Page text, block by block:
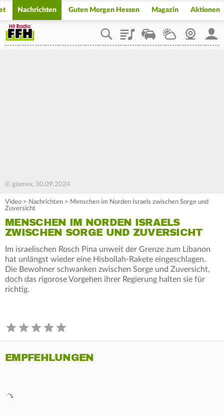
Nachrichten Guten Morgen Hessen Magazin Aktionen
PlaylistStaupilotWetterWebcam
© glomex, 30.09.2024
Video > Nachrichten > Menschen im Norden Israels zwischen Sorge und
Zuversicht
MENSCHEN IM NORDEN ISRAELS
ZWISCHEN SORGE UND ZUVERSICHT
Im israelischen Rosch Pina unweit der Grenze zum Libanon
hat unlängst wieder eine Hisbollah-Rakete eingeschlagen.
Die Bewohner schwanken zwischen Sorge und Zuversicht,
doch das rigorose Vorgehen ihrer Regierung halten sie für
richtig.
EMPFEHLUNGEN